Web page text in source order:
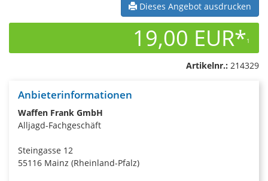
Dieses Angebot ausdrucken
19,00 EUR*1
Artikelnr.: 214329
Anbieterinformationen
Waffen Frank GmbH
Alljagd-Fachgeschäft
Steingasse 12
55116 Mainz (Rheinland-Pfalz)